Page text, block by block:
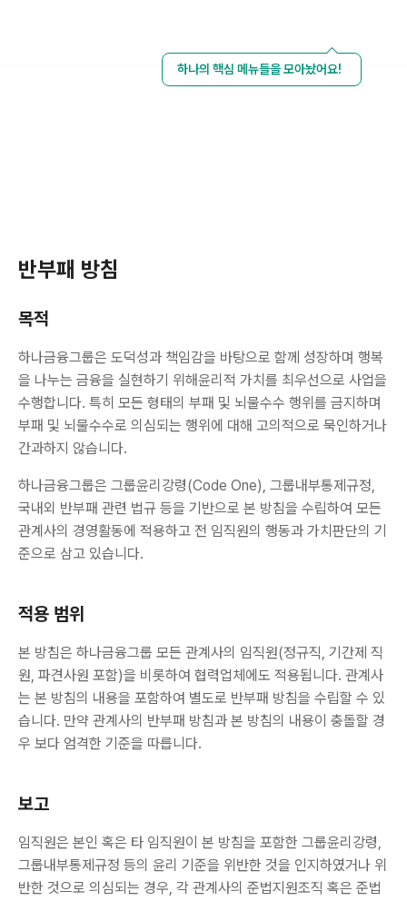
하나의 핵심 메뉴들을 모아놨어요!
반부패 방침
목적
하나금융그룹은 도덕성과 책임감을 바탕으로 함께 성장하며 행복
을 나누는 금융을 실현하기 위해윤리적 가치를 최우선으로 사업을
수행합니다. 특히 모든 형태의 부패 및 뇌물수수 행위를 금지하며
부패 및 뇌물수수로 의심되는 행위에 대해 고의적으로 묵인하거나
간과하지 않습니다.
하나금융그룹은 그룹윤리강령(Code One), 그룹내부통제규정,
국내외 반부패 관련 법규 등을 기반으로 본 방침을 수립하여 모든
관계사의 경영활동에 적용하고 전 임직원의 행동과 가치판단의 기
준으로 삼고 있습니다.
적용 범위
본 방침은 하나금융그룹 모든 관계사의 임직원(정규직, 기간제 직
원, 파견사원 포함)을 비롯하여 협력업체에도 적용됩니다. 관계사
는 본 방침의 내용을 포함하여 별도로 반부패 방침을 수립할 수 있
습니다. 만약 관계사의 반부패 방침과 본 방침의 내용이 충돌할 경
우 보다 엄격한 기준을 따릅니다.
보고
임직원은 본인 혹은 타 임직원이 본 방침을 포함한 그룹윤리강령,
그룹내부통제규정 등의 윤리 기준을 위반한 것을 인지하였거나 위
반한 것으로 의심되는 경우, 각 관계사의 준법지원조직 혹은 준법